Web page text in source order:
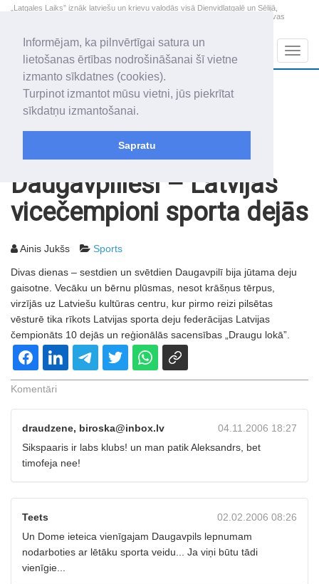
Informējam, ka pilnvērtīgai satura un
lietošanas ērtības nodrošināšanai šī vietne
izmanto sīkdatnes (cookies).
Turpinot izmantot mūsu vietni, jūs piekrītat
sīkdatņu izmantošanai.
Sapratu
„Latgales Laiks” iznāk latviešu un krievu valodās visā Dienvidlatgalē un Sēlijā,
„Latgales Laiks” latviešu valodā aptver Daugavpils valstspilsētu, Augšdaugavas
2026. gada 7. augusts
Piektdiena
Alfrēds, Fredis, Madars
+17.6
Daugavpilieši – Latvijas
vicečempioni sporta dejās
Ainis Jukšs Sports
Divas dienas – sestdien un svētdien Daugavpilī bija jūtama deju
gaisotne. Vecāku un bērnu plūsmas, nesot krāšņus tērpus,
virzījās uz Latviešu kultūras centru, kur pirmo reizi pilsētas
vēsturē tika rīkots Latvijas sporta deju federācijas Latvijas
čempionāts 10 dejās un reģionālās sacensības „Draugu lokā”.
Komentāri
04.11.2006 18:27
draudzene, biroska@inbox.lv
Sikspaaris ir labs klubs! un man patik Aleksandrs, bet
timofeja nee!
02.02.2006 08:26
Teets
Un Dome ieteica vienīgajam Daugavpils lepnumam
nodarboties ar lētāku sporta veidu... Ja viņi būtu tādi
vienīgie...